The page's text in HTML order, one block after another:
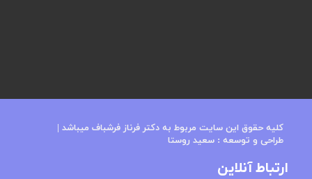
کلیه حقوق این سایت مربوط به دکتر فرناز فرشباف میباشد​​​​​​​ |
طراحی و توسعه : سعید روستا
ارتباط آنلاین